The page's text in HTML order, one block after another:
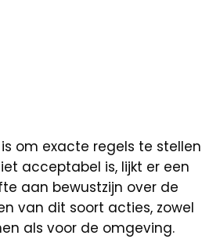
om exacte regels te stellen
acceptabel is, lijkt er een
aan bewustzijn over de
van dit soort acties, zowel
als voor de omgeving.